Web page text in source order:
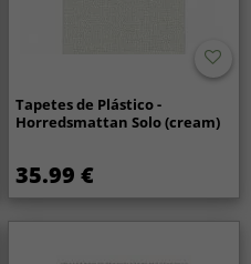
Tapetes de Plástico -
Horredsmattan Solo (cream)
35.99 €